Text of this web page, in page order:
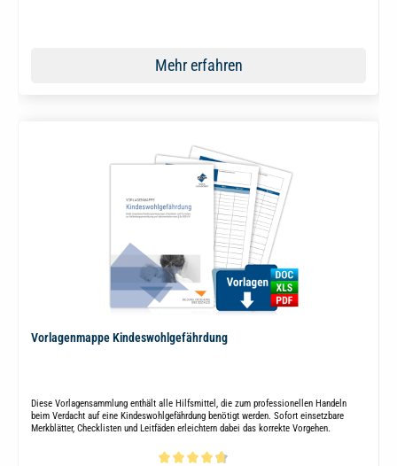
Mehr erfahren
Vorlagenmappe Kindeswohlgefährdung
Diese Vorlagensammlung enthält alle Hilfsmittel, die zum professionellen Handeln
beim Verdacht auf eine Kindeswohlgefährdung benötigt werden. Sofort einsetzbare
Merkblätter, Checklisten und Leitfäden erleichtern dabei das korrekte Vorgehen.